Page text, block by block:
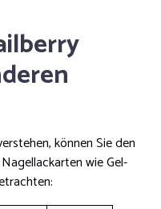
können Sie den
wie Gel-